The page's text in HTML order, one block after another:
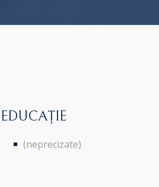
EDUCAȚIE
(neprecizate)